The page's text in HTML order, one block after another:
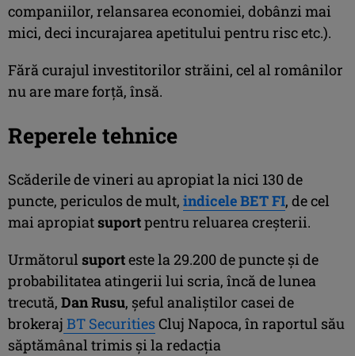
companiilor, relansarea economiei, dobânzi mai
mici, deci incurajarea apetitului pentru risc etc.).
Fără curajul investitorilor străini, cel al românilor
nu are mare forţă, însă.
Reperele tehnice
Scăderile de vineri au apropiat la nici 130 de
puncte, periculos de mult, indicele BET FI, de cel
mai apropiat suportpentru reluarea creşterii.
Următorul suporteste la 29.200 de puncte şi de
probabilitatea atingerii lui scria, încă de lunea
trecută, Dan Rusu, şeful analiştilor casei de
brokeraj BT Securities Cluj Napoca, în raportul său
săptămânal trimis şi la redacţia